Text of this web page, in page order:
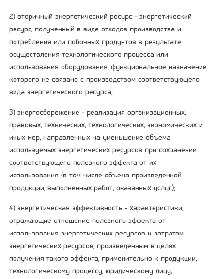
2) вторичный энергетический ресурс - энергетический
ресурс, полученный в виде отходов производства и
потребления или побочных продуктов в результате
осуществления технологического процесса или
использования оборудования, функциональное назначение
которого не связано с производством соответствующего
вида энергетического ресурса;
3) энергосбережение - реализация организационных,
правовых, технических, технологических, экономических и
иных мер, направленных на уменьшение объема
используемых энергетических ресурсов при сохранении
соответствующего полезного эффекта от их
использования (в том числе объема произведенной
продукции, выполненных работ, оказанных услуг);
4) энергетическая эффективность - характеристики,
отражающие отношение полезного эффекта от
использования энергетических ресурсов к затратам
энергетических ресурсов, произведенным в целях
получения такого эффекта, применительно к продукции,
технологическому процессу, юридическому лицу,